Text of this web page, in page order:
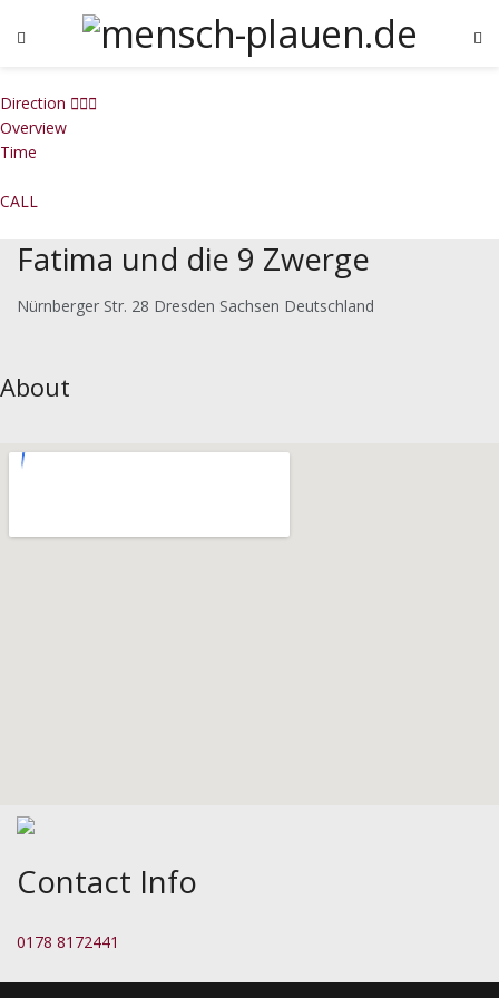
Direction
Overview
Time
CALL
Fatima und die 9 Zwerge
Nürnberger Str. 28 Dresden Sachsen Deutschland
About
Contact Info
0178 8172441